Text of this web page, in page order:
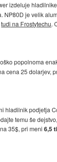
izdeluje
NP80D je velik
tudi na Frostytechu.
popolnoma
cena 25 dolarjev,
hladilnik podjetja
temu še
35$, pri meni6,5